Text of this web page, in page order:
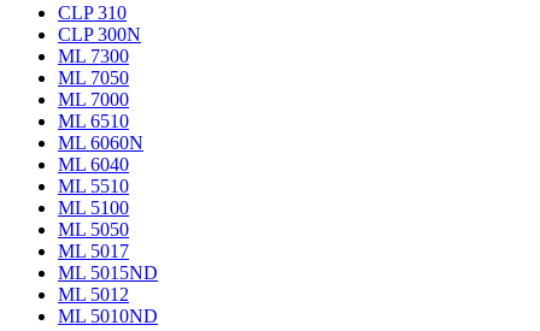
CLP 310
CLP 300N
ML 7300
ML 7050
ML 7000
ML 6510
ML 6060N
ML 6040
ML 5510
ML 5100
ML 5050
ML 5017
ML 5015ND
ML 5012
ML 5010ND